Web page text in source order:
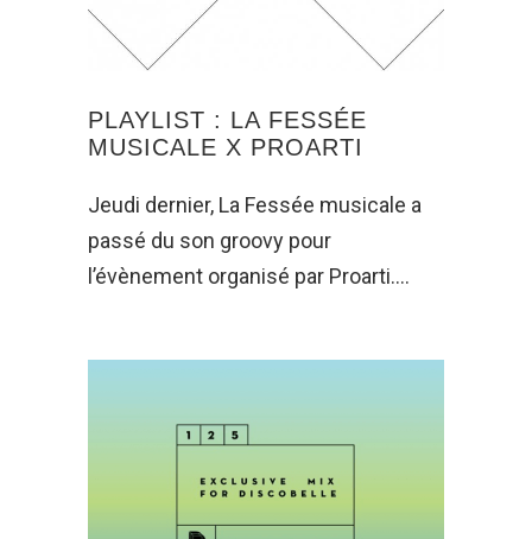
PLAYLIST : LA FESSÉE
MUSICALE X PROARTI
Jeudi dernier, La Fessée musicale a
passé du son groovy pour
l’évènement organisé par Proarti.…